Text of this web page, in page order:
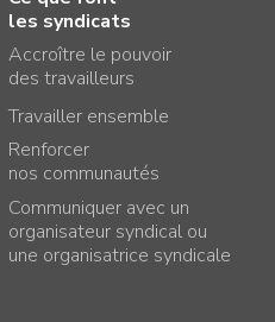
les syndicats
Accroître le pouvoir
des travailleurs
Travailler ensemble
Renforcer
nos communautés
Communiquer avec un
organisateur syndical ou
une organisatrice syndicale